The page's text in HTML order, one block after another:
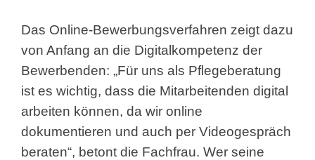
Das Online-Bewerbungsverfahren zeigt dazu
von Anfang an die Digitalkompetenz der
Bewerbenden: „Für uns als Pflegeberatung
ist es wichtig, dass die Mitarbeitenden digital
arbeiten können, da wir online
dokumentieren und auch per Videogespräch
beraten“, betont die Fachfrau. Wer seine